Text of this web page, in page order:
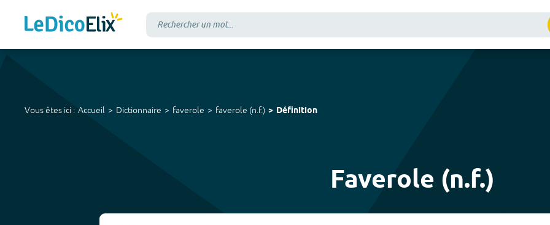
Vous êtes ici : Accueil Dictionnaire faverole faverole (n.f.) Définition
Faverole (n.f.)